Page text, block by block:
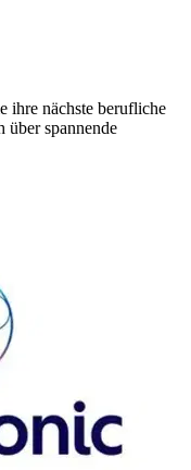
ihre nächste berufliche
über spannende